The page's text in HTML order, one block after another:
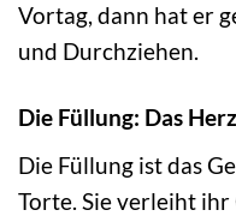
Vortag, dann hat er
und Durchziehen.
Die Füllung: Das
Die Füllung ist das
Torte. Sie verleiht ihr